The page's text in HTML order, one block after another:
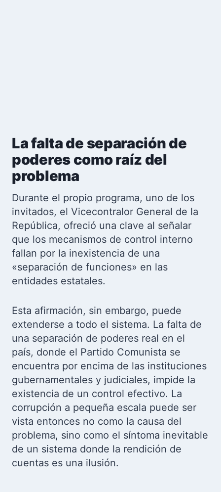
La falta de separación de
poderes como raíz del
problema
Durante el propio programa, uno de los
invitados, el Vicecontralor General de la
República, ofreció una clave al señalar
que los mecanismos de control interno
fallan por la inexistencia de una
«separación de funciones» en las
entidades estatales.
Esta afirmación, sin embargo, puede
extenderse a todo el sistema. La falta de
una separación de poderes real en el
país, donde el Partido Comunista se
encuentra por encima de las instituciones
gubernamentales y judiciales, impide la
existencia de un control efectivo. La
corrupción a pequeña escala puede ser
vista entonces no como la causa del
problema, sino como el síntoma inevitable
de un sistema donde la rendición de
cuentas es una ilusión.